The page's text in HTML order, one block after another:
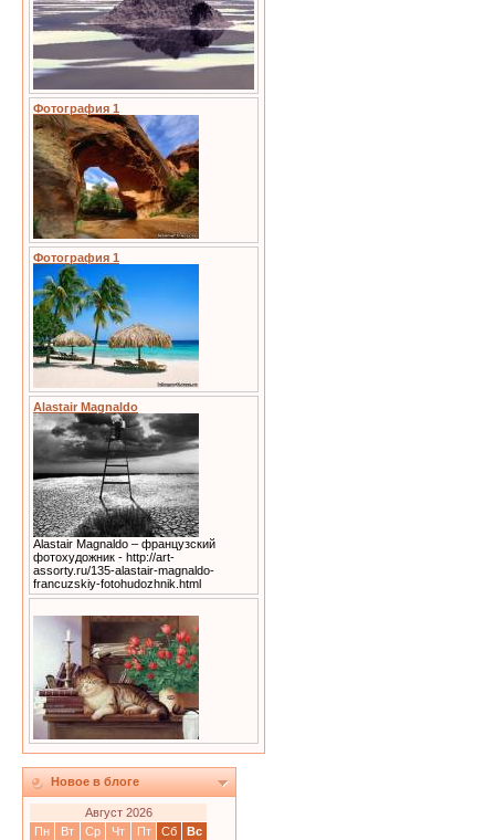
Фотография 1
Фотография 1
Alastair Magnaldo
Alastair Magnaldo – французский
фотохудожник - http://art-
assorty.ru/135-alastair-magnaldo-
francuzskiy-fotohudozhnik.html
Новое в блоге
Август 2026
Пн
Вт Ср Чт Пт Сб
Вс